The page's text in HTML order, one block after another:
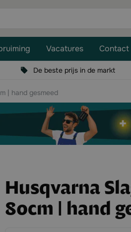
Vacatures Contact
De beste prijs in de markt
| hand gesmeed
Husqvarna
80cm | hand